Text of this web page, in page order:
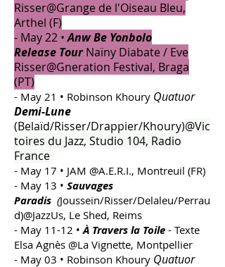
Risser@Grange de l'Oiseau Bleu,
Arthel (F)
- May 22 •Anw Be Yonbolo
Release TourNaïny Diabate / Eve
Risser@Gneration Festival, Braga
(PT)
- May 21 • Robinson Khoury Quatuor
Demi-Lune
(Belaïd/Risser/Drappier/Khoury)@Vic
toires du Jazz, Studio 104, Radio
France
- May 17 • JAM @A.E.R.I., Montreuil (FR)
- May 13 • Sauvages
Paradis (Joussein/Risser/Delaleu/Perrau
d)@JazzUs, Le Shed, Reims
- May 11-12 •À Travers la Toile - Texte
Elsa Agnès @La Vignette, Montpellier
- May 03 • Robinson Khoury Quatuor